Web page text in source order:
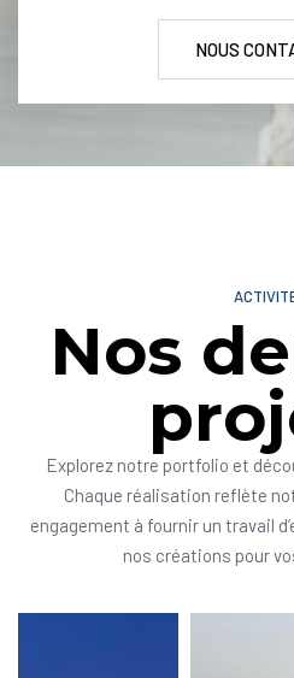
NOUS
Nos
Explorez notre portfolio et
Chaque réalisation reflète
engagement à fournir un travail
nos créations pour